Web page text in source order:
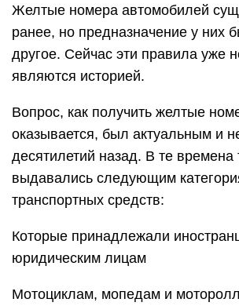
Желтые номера автомобилей
ранее, но предназначение у них
другое. Сейчас эти правила уже
являются историей.
Вопрос, как получить желтые
оказывается, был актуальным и
десятилетий назад. В те времена
выдавались следующим
транспортных средств:
Которые принадлежали
юридическим лицам
Мотоциклам, мопедам и